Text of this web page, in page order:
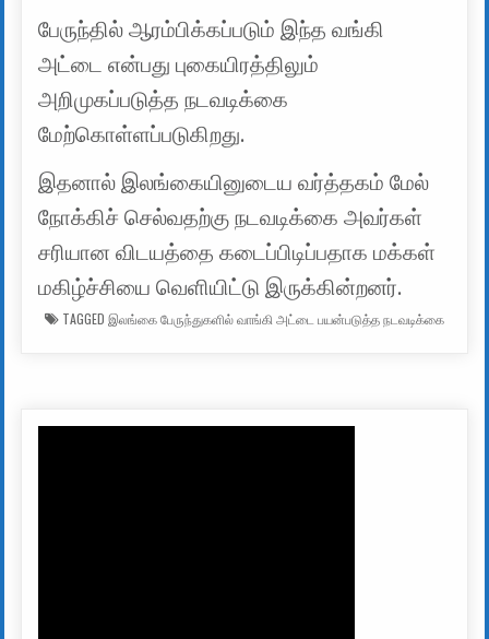
பேருந்தில் ஆரம்பிக்கப்படும் இந்த வங்கி
அட்டை என்பது புகையிரத்திலும்
அறிமுகப்படுத்த நடவடிக்கை
மேற்கொள்ளப்படுகிறது.
இதனால் இலங்கையினுடைய வர்த்தகம் மேல்
நோக்கிச் செல்வதற்கு நடவடிக்கை அவர்கள்
சரியான விடயத்தை கடைப்பிடிப்பதாக மக்கள்
மகிழ்ச்சியை வெளியிட்டு இருக்கின்றனர்.
TAGGED இலங்கை பேருந்துகளில் வாங்கி அட்டை பயன்படுத்த நடவடிக்கை